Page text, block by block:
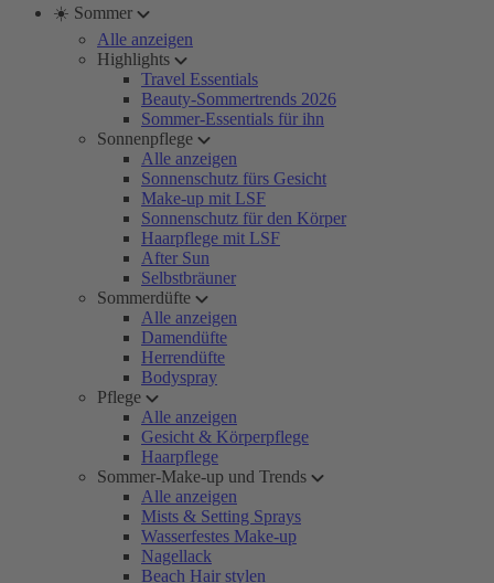
☀️ Sommer
Alle anzeigen
Highlights
Travel Essentials
Beauty-Sommertrends 2026
Sommer-Essentials für ihn
Sonnenpflege
Alle anzeigen
Sonnenschutz fürs Gesicht
Make-up mit LSF
Sonnenschutz für den Körper
Haarpflege mit LSF
After Sun
Selbstbräuner
Sommerdüfte
Alle anzeigen
Damendüfte
Herrendüfte
Bodyspray
Pflege
Alle anzeigen
Gesicht & Körperpflege
Haarpflege
Sommer-Make-up und Trends
Alle anzeigen
Mists & Setting Sprays
Wasserfestes Make-up
Nagellack
Beach Hair stylen